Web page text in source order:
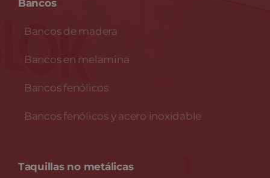
Bancos
Bancos de madera
Bancos en melamina
Bancos fenólicos
Bancos fenólicos y acero inoxidable
Taquillas no metálicas